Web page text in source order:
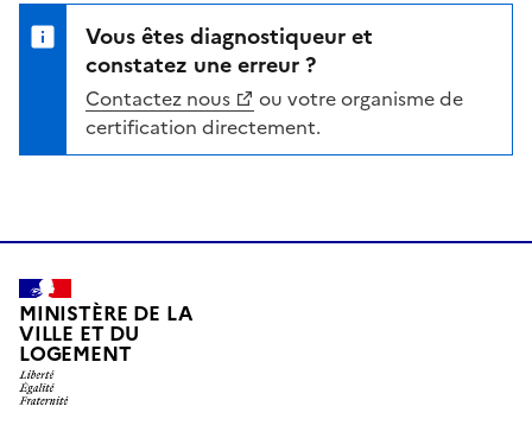
Vous êtes diagnostiqueur et
constatez une erreur ?
Contactez nous
ou votre organisme de
certification directement.
MINISTÈRE DE LA
VILLE ET DU
LOGEMENT